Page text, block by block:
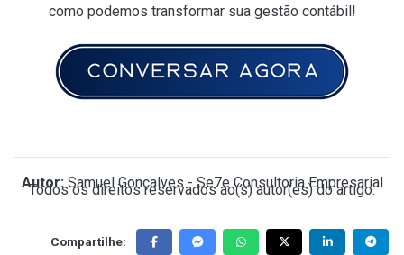
como podemos transformar sua gestão contábil!
Autor:Samuel Gonçalves - Se7e Consultoria Empresarial
Todos os direitos reservados ao(s) autor(es) do artigo.
Compartilhe: